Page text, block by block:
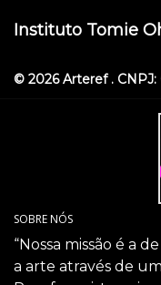
Instituto Tomie
© 2026 Arteref .
SOBRE NÓS
“Nossa missão é a
a arte através de